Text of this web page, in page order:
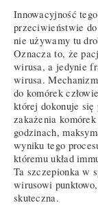
Innowacyjność
przeciwieństwie
nie używamy tu
Oznacza to, że
wirusa, a jedynie
wirusa.
do komórek
której dokonuje
zakażenia
godzinach,
wyniku tego
któremu układ
Ta szczepionka w
wirusowi
skuteczna.